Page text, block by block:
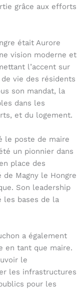
grâce aux efforts
était Aurore
vision moderne et
l’accent sur
vie des résidents
son mandat, la
dans les
et du logement.
le poste de maire
un pionnier dans
place des
Magny le Hongre
Son leadership
bases de la
a également
en tant que maire.
le
les infrastructures
pour les